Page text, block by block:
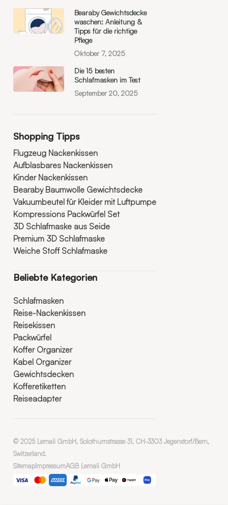
Bearaby Gewichtsdecke
waschen: Anleitung &
Tipps für die richtige
Pflege
Oktober 7, 2025
Die 15 besten
Schlafmasken im Test
September 20, 2025
Shopping Tipps
Flugzeug Nackenkissen
Aufblasbares Nackenkissen
Kinder Nackenkissen
Bearaby Baumwolle Gewichtsdecke
Vakuumbeutel für Kleider mit Luftpumpe
Kompressions Packwürfel Set
3D Schlafmaske aus Seide
Premium 3D Schlafmaske
Weiche Stoff Schlafmaske
Beliebte Kategorien
Schlafmasken
Reise-Nackenkissen
Reisekissen
Packwürfel
Koffer Organizer
Kabel Organizer
Gewichtsdecken
Kofferetiketten
Reiseadapter
© 2025 Lemali GmbH, Solothurnstrasse 31, CH-3303 Jegenstorf/Bern,
Switzerland.
SitemapImpressumAGB Lemali GmbH